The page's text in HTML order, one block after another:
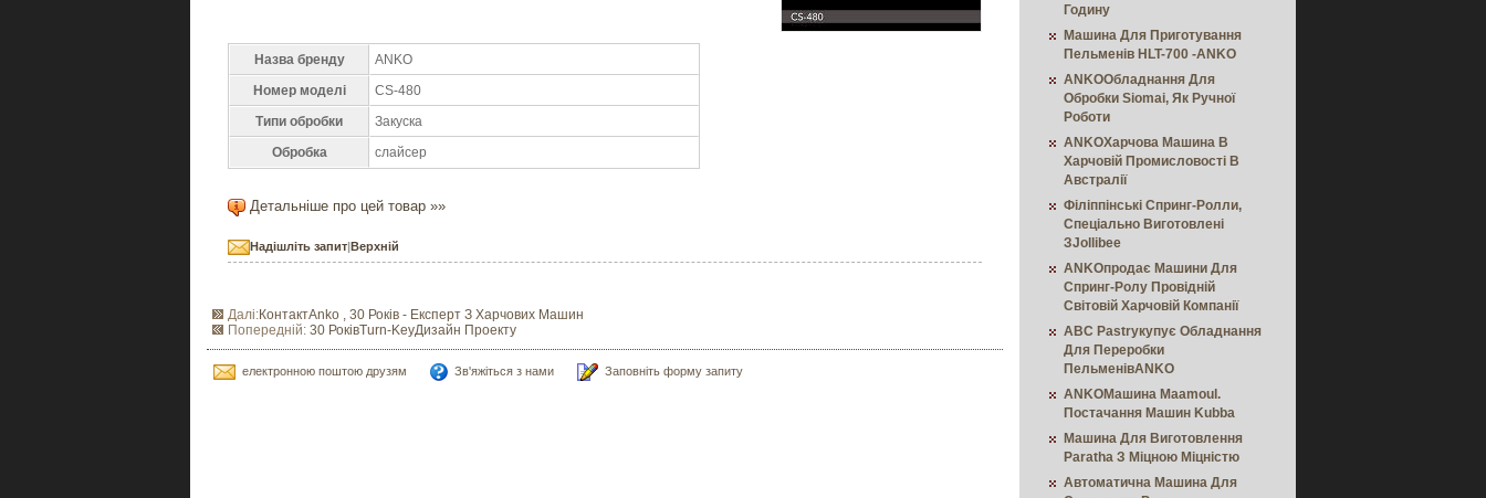
Назва бренду
ANKO
Номер моделі
CS-480
Типи обробки
Закуска
Обробка
слайсер
Детальніше про цей товар »»
Надішліть запит|Верхній
Далі:КонтактAnko , 30 Років - Експерт З Харчових Машин
Попередній: 30 РоківTurn-KeyДизайн Проекту
електронною поштою друзям Зв'яжіться з нами Заповніть форму запиту
Годину
Машина Для Приготування
Пельменів HLT-700 -ANKO
ANKOОбладнання Для
Обробки Siomai, Як Ручної
Роботи
ANKOХарчова Машина В
Харчовій Промисловості В
Австралії
Філіппінські Спринг-Ролли,
Спеціально Виготовлені
ЗJollibee
ANKOпродає Машини Для
Спринг-Ролу Провідній
Світовій Харчовій Компанії
ABC Pastryкупує Обладнання
Для Переробки
ПельменівANKO
ANKOМашина Maamoul.
Постачання Машин Kubba
Машина Для Виготовлення
Paratha З Міцною Міцністю
Автоматична Машина Для